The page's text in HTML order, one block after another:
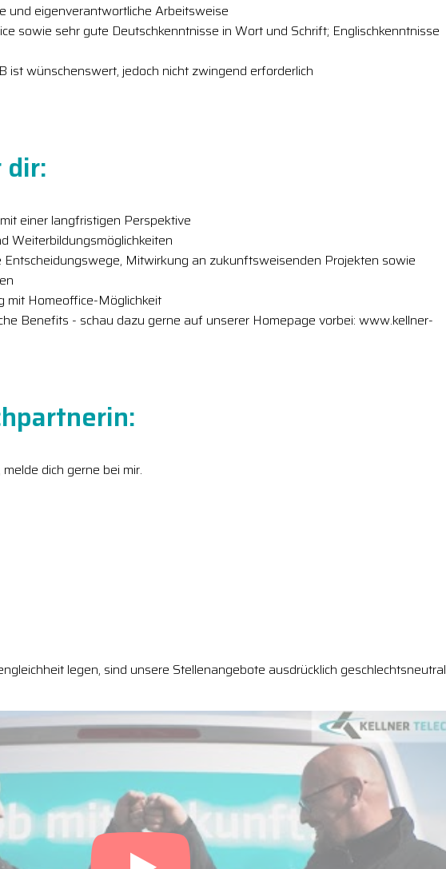
und eigenverantwortliche Arbeitsweise
sowie sehr gute Deutschkenntnisse in Wort und Schrift; Englischkenntnisse
ist wünschenswert, jedoch nicht zwingend erforderlich
einer langfristigen Perspektive
Weiterbildungsmöglichkeiten
Entscheidungswege, Mitwirkung an zukunftsweisenden Projekten sowie
mit Homeoffice-Möglichkeit
Benefits - schau dazu gerne auf unserer Homepage vorbei: www.kellner-
dich gerne bei mir.
legen, sind unsere Stellenangebote ausdrücklich geschlechtsneutral